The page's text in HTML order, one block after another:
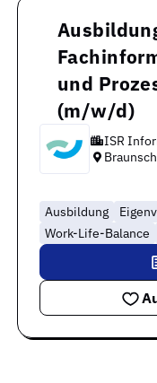
und
(m/w/d)
ISR
Ausbildung
Work-Life-Balance